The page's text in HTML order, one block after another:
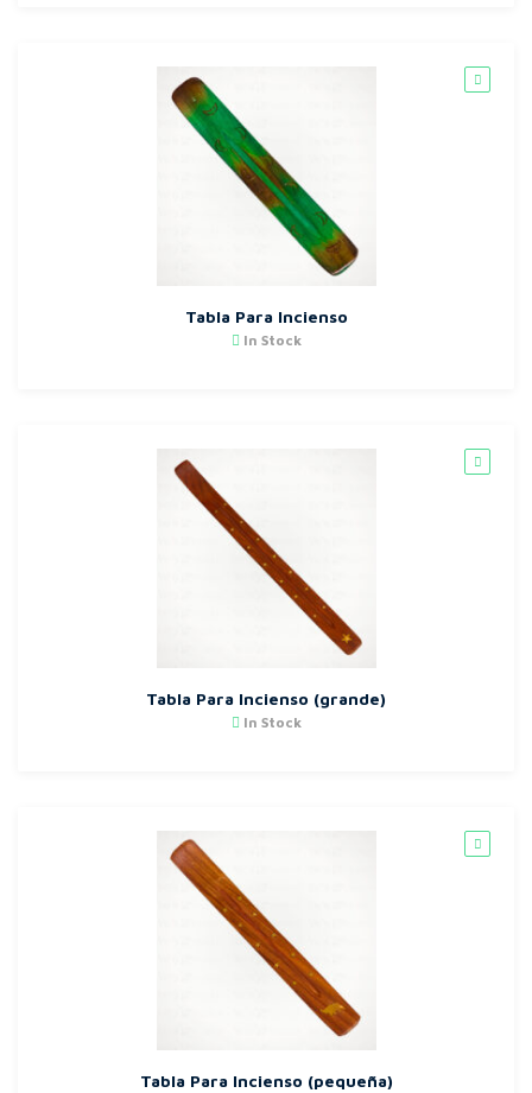
Tabla Para Incienso
In Stock
Tabla Para Incienso (grande)
In Stock
Tabla Para Incienso (pequeña)